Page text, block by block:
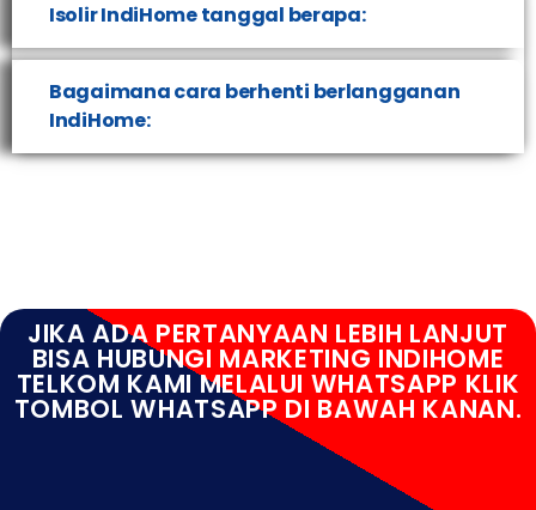
Isolir IndiHome tanggal berapa:
Bagaimana cara berhenti berlangganan
IndiHome:
JIKA ADA PERTANYAAN LEBIH LANJUT
BISA HUBUNGI MARKETING INDIHOME
TELKOM KAMI MELALUI WHATSAPP KLIK
TOMBOL WHATSAPP DI BAWAH KANAN.